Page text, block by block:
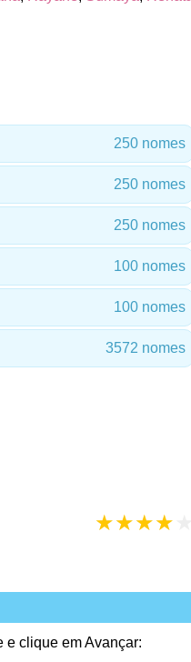
250 nomes
250 nomes
250 nomes
100 nomes
100 nomes
3572 nomes
★★★★
e clique em Avançar: